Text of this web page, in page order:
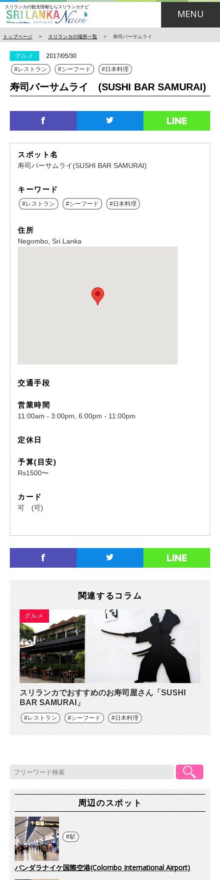
スリランカの観光情報ならスリランカナビ
MENU
トップページ > スリランカの場所一覧 > 寿司バーサムライ
グルメ
2017/05/30
レストラン
シーフード 日本料理
寿司バーサムライ (SUSHI BAR SAMURAI)
スポット名
寿司バーサムライ(SUSHI BAR SAMURAI)
キーワード
レストラン シーフード 日本料理
住所
Negombo, Sri Lanka
交通手段
営業時間
11:00am - 3:00pm, 6:00pm - 11:00pm
定休日
予算(目安)
Rs1500〜
カード
可 (可)
関連するコラム
スリランカでおすすめのお寿司屋さん「SUSHI
BAR SAMURAI」
グルメ
レストラン シーフード 日本料理
周辺のスポット
駅
バンダラナイケ国際空港(Colombo International Airport)